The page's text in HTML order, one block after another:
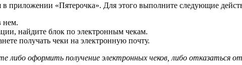
приложении «Пятерочка». Для этого выполните следующие
нем.
найдите блок по электронным чекам.
получать чеки на электронную почту.
оформить получение электронных чеков, либо отказаться